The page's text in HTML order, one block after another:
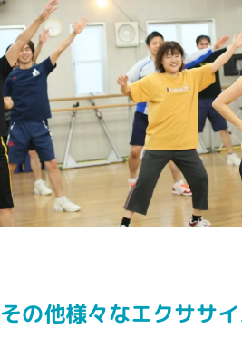
その他様々なエクササ